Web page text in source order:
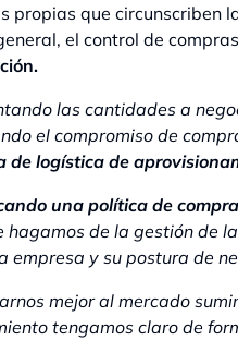
propias que circunscriben
el control de
las cantidades a
el compromiso de
de logística de
una política de
hagamos de la gestión de
empresa y su postura de
mejor al mercado
tengamos claro de